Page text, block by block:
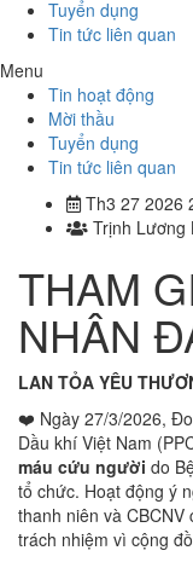
Tuyển dụng
Tin tức liên quan
Menu
Tin hoạt động
Mời thầu
Tuyển dụng
Tin tức liên quan
Th3 27 2026
Trịnh Lương
THAM
NHÂN
LAN TỎA YÊU
❤️ Ngày 27/3/2026,
Dầu khí Việt Nam
máu cứu người do
tổ chức. Hoạt động ý
thanh niên và
trách nhiệm vì cộng